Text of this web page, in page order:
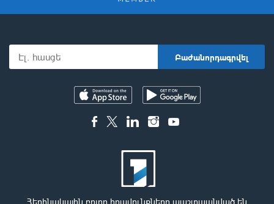
Հեղինակային բոլոր իրավունքները պաշտպանված են